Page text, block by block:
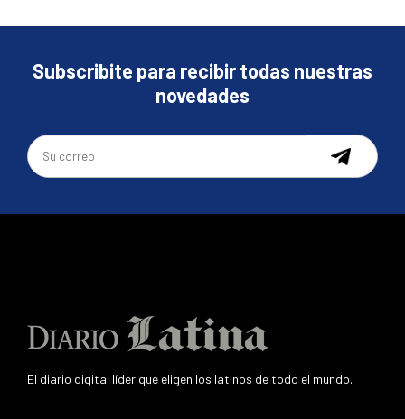
Subscribite para recibir todas nuestras
novedades
El diario digital líder que eligen los latinos de todo el mundo.